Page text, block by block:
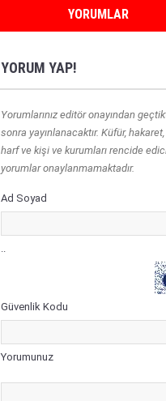
YORUMLAR
YORUM YAP!
Yorumlarınız editör onayından
sonra yayınlanacaktır. Küfür,
harf ve kişi ve kurumları rencide
yorumlar onaylanmamaktadır.
Ad Soyad
Güvenlik Kodu
Yorumunuz